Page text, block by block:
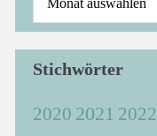
Stichwörter
2020 2021 2022